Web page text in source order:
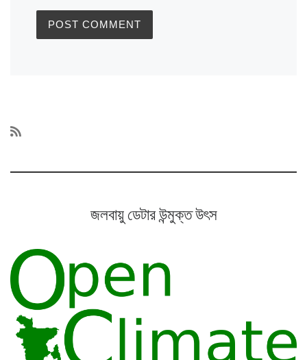
জলবায়ু ডেটার উন্মুক্ত উৎস